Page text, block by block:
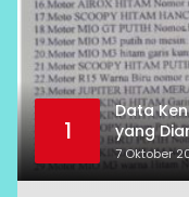
1
Data
yang
7 Oktober